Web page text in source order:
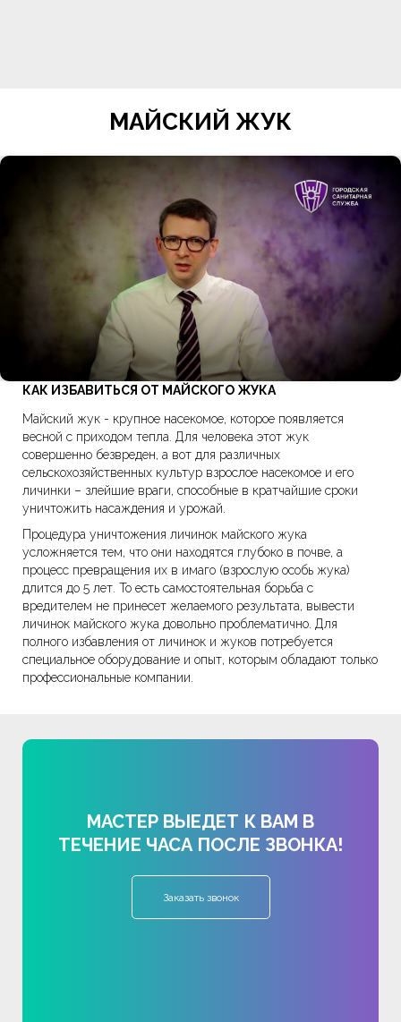
МАЙСКИЙ ЖУК
КАК ИЗБАВИТЬСЯ ОТ МАЙСКОГО ЖУКА
Майский жук - крупное насекомое, которое появляется
весной с приходом тепла. Для человека этот жук
совершенно безвреден, а вот для различных
сельскохозяйственных культур взрослое насекомое и его
личинки – злейшие враги, способные в кратчайшие сроки
уничтожить насаждения и урожай.
Процедура уничтожения личинок майского жука
усложняется тем, что они находятся глубоко в почве, а
процесс превращения их в имаго (взрослую особь жука)
длится до 5 лет. То есть самостоятельная борьба с
вредителем не принесет желаемого результата, вывести
личинок майского жука довольно проблематично. Для
полного избавления от личинок и жуков потребуется
специальное оборудование и опыт, которым обладают только
профессиональные компании.
МАСТЕР ВЫЕДЕТ К ВАМ В
ТЕЧЕНИЕ ЧАСА ПОСЛЕ ЗВОНКА!
Заказать звонок